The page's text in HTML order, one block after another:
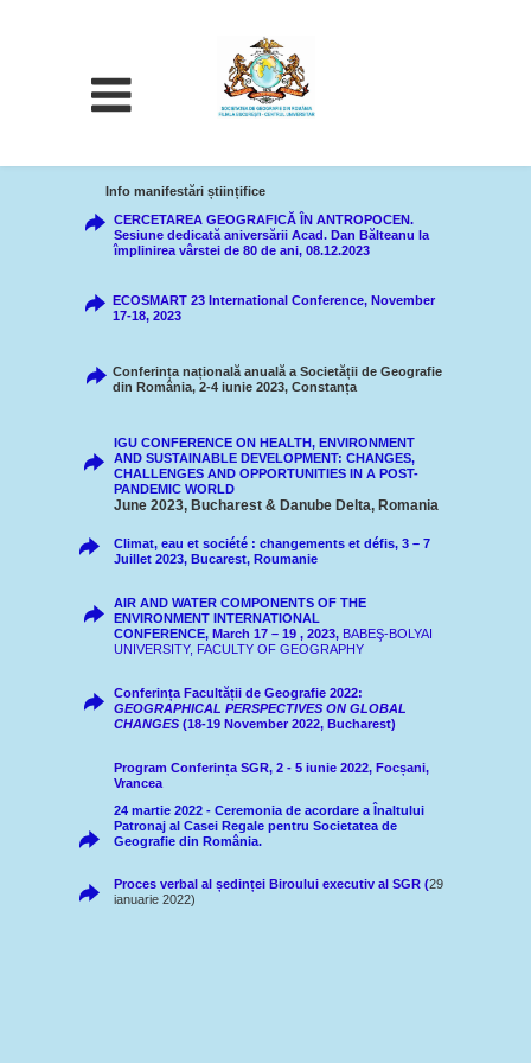
CERCETAREA GEOGRAFICĂ ÎN ANTROPOCEN.
Sesiune dedicată aniversării Acad. Dan Bălteanu la
împlinirea vârstei de 80 de ani, 08.12.2023
ECOSMART 23 International Conference, November
17-18, 2023
Conferința națională anuală a Societății de Geografie
din România, 2-4 iunie 2023, Constanța
IGU CONFERENCE ON HEALTH, ENVIRONMENT
AND SUSTAINABLE DEVELOPMENT: CHANGES,
CHALLENGES AND OPPORTUNITIES IN A POST-
PANDEMIC WORLD
June 2023, Bucharest & Danube Delta, Romania
Climat, eau et société : changements et défis, 3 – 7
Juillet 2023, Bucarest, Roumanie
AIR AND WATER COMPONENTS OF THE
ENVIRONMENT INTERNATIONAL
CONFERENCE, March 17 – 19 , 2023, BABEŞ-BOLYAI
UNIVERSITY, FACULTY OF GEOGRAPHY
Conferința Facultății de Geografie 2022:
GEOGRAPHICAL PERSPECTIVES ON GLOBAL
CHANGES (18-19 November 2022, Bucharest)
Info manifestări științifice
24 martie 2022 - Ceremonia de acordare a Înaltului
Patronaj al Casei Regale pentru Societatea de
Geografie din România.
Program Conferința SGR, 2 - 5 iunie 2022, Focșani,
Vrancea
Proces verbal al ședinței Biroului executiv al SGR (29
ianuarie 2022)